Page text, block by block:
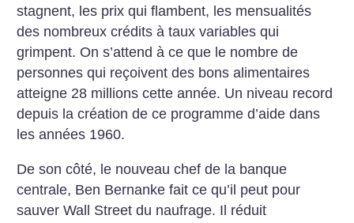
stagnent, les prix qui flambent, les mensualités
des nombreux crédits à taux variables qui
grimpent. On s’attend à ce que le nombre de
personnes qui reçoivent des bons alimentaires
atteigne 28 millions cette année. Un niveau record
depuis la création de ce programme d’aide dans
les années 1960.
De son côté, le nouveau chef de la banque
centrale, Ben Bernanke fait ce qu’il peut pour
sauver Wall Street du naufrage. Il réduit